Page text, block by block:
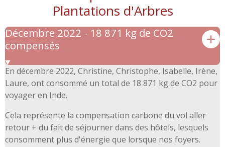
Plantations d'Arbres
Décembre 2022 - 18 871 kg de CO2
compensés
En décembre 2022, Christine, Christophe, Isabelle, Irène,
Laure, ontconsommé un total de 18 871 kg de CO2 pour
voyager en Inde.
Cela représente la compensation carbone du vol aller
retour + du fait de séjourner dans des hôtels, lesquels
consomment plus d'énergie que lorsque nos foyers.